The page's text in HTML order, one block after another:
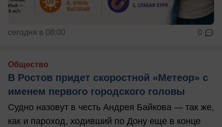
сегодня в 08:00 0
Общество
В Ростов придет скоростной «Метеор» с
именем первого городского головы
Судно назовут в честь Андрея Байкова — так же,
как и пароход, ходивший по Дону еще в конце